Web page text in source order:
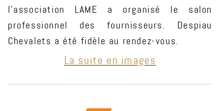
l'association LAME a organisé le salon
professionnel des fournisseurs. Despiau
Chevalets a été fidèle au rendez-vous.
La suite en images